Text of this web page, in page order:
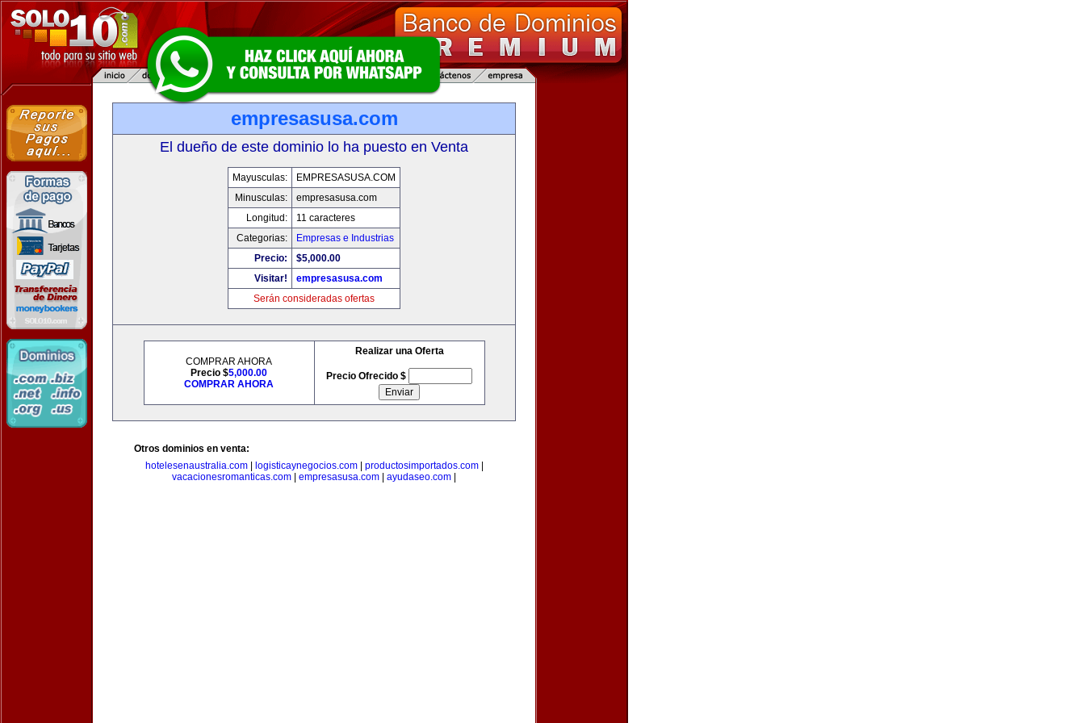
empresasusa.com
El dueño de este dominio lo ha puesto en Venta
Mayusculas:
EMPRESASUSA.COM
Minusculas:
empresasusa.com
Longitud:
11 caracteres
Categorias:
Empresas e Industrias
Precio:
$5,000.00
Visitar!
empresasusa.com
Serán consideradas ofertas
COMPRAR AHORA
Precio $5,000.00
COMPRAR AHORA
Realizar una Oferta
Precio Ofrecido $
Otros dominios en venta:
hotelesenaustralia.com| logisticaynegocios.com| productosimportados.com|
vacacionesromanticas.com
empresasusa.com ayudaseo.com